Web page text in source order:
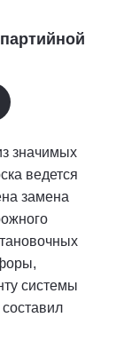
значимых
ведется
замена
системы